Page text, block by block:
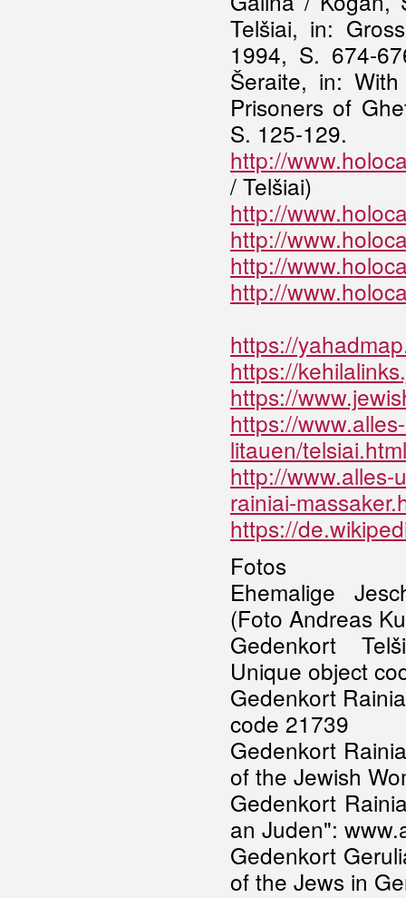
Telšiai, in:
1994, S. 674-
Šeraite, in:
Prisoners of
S. 125-129.
http://
/ Telšiai)
http://
http://
http://
http://
https://
https://
https://
https://
litauen/telsiai.html
http://www.alles-
rainiai-
https://
Fotos
Ehemalige
(Foto Andreas
Gedenkort
Unique object
Gedenkort
code 21739
Gedenkort
of the Jewish
Gedenkort
an Juden":
Gedenkort
of the Jews in